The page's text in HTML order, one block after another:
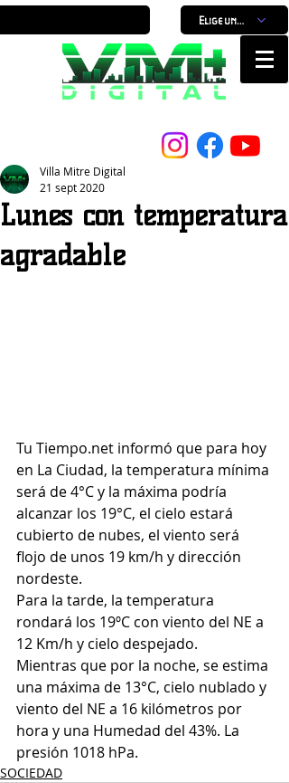
Elige un horario
Lunes con temperatura
agradable
Villa Mitre Digital
21 sept 2020
Tu Tiempo.net informó que para hoy
en La Ciudad, la temperatura mínima
será de 4°C y la máxima podría
alcanzar los 19°C, el cielo estará
cubierto de nubes, el viento será
flojo de unos 19 km/h y dirección
nordeste.
Para la tarde, la temperatura
rondará los 19ºC con viento del NE a
12 Km/h y cielo despejado.
Mientras que por la noche, se estima
una máxima de 13°C, cielo nublado y
viento del NE a 16 kilómetros por
hora y una Humedad del 43%. La
presión 1018 hPa.
SOCIEDAD